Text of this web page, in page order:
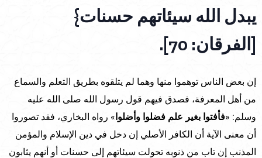
يبدل الله سيئاتهم حسنات}
[الفرقان: 70].
إن بعض الناس توهموا منها وهما لم يتلقوه بطريق التعلم والسماع
من أهل المعرفة، فصدق فيهم قول رسول الله صلى الله عليه
وسلم: «فأفتوا بغير علم فضلوا وأضلوا» رواه البخاري، فقد تصوروا
أن معنى الآية أن الكافر الأصلي إن دخل في دين الإسلام والمؤمن
المذنب إن تاب من ذنوبه تحولت سيئاتهم إلى حسنات أو أنهم يثابون